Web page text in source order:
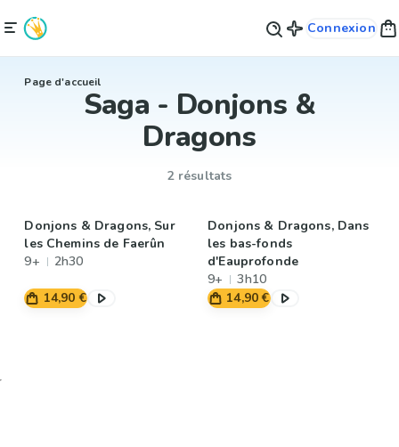
Connexion
Page d'accueil
Saga - Donjons &
Dragons
2 résultats
Donjons & Dragons, Sur
les Chemins de Faerûn
9+
2h30
14,90 €
Donjons & Dragons, Dans
les bas-fonds
d'Eauprofonde
9+
3h10
14,90 €